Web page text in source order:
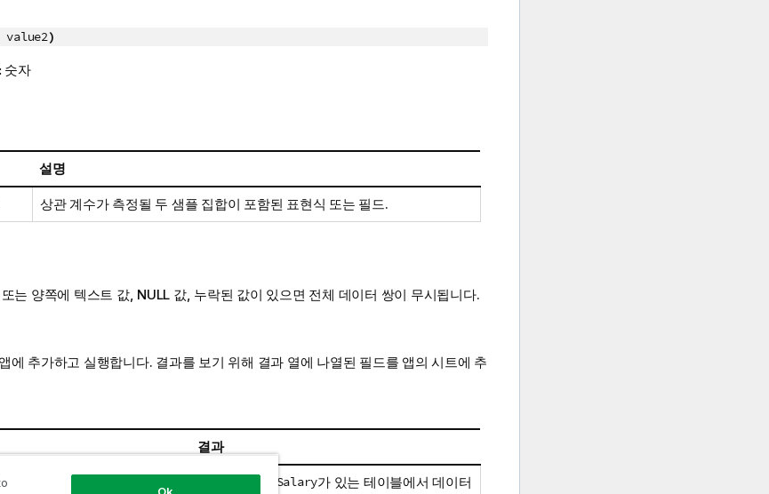
value2)
숫자
설명
상관 계수가 측정될 두 샘플 집합이 포함된 표현식 또는 필드.
는 양쪽에 텍스트 값, NULL 값, 누락된 값이 있으면 전체 데이터 쌍이 무시됩니다.
에 추가하고 실행합니다. 결과를 보기 위해 결과 열에 나열된 필드를 앱의 시트에 추
결과
Correl_Salary가 있는 테이블에서 데이터